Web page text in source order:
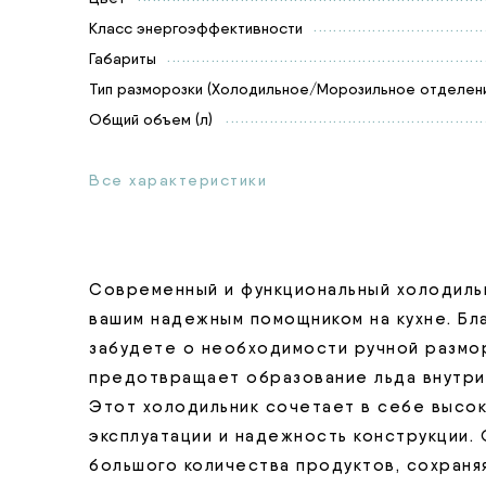
Класс энергоэффективности
Габариты
Тип разморозки (Холодильное/Морозильное
Общий объем (л)
Все характеристики
Современный и функциональный
вашим надежным помощником на кухне.
забудете о необходимости ручной
предотвращает образование льда
Этот холодильник сочетает в себе
эксплуатации и надежность
большого количества продуктов,